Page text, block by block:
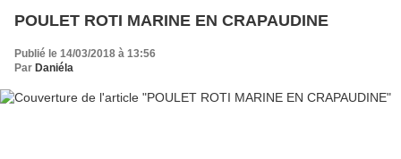
POULET ROTI MARINE EN CRAPAUDINE
Publié le 14/03/2018 à 13:56
Par Daniéla